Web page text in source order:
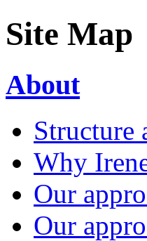
Site Map
About
Structure
Why
Our
Our